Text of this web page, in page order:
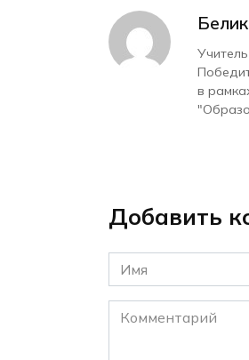
в
Добавить
Имя
*
Комментарий